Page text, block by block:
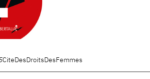
CiteDesDroitsDesFemmes